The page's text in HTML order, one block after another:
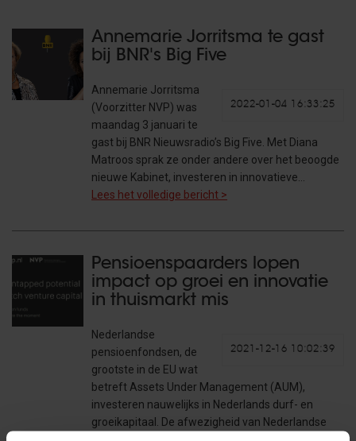
Annemarie Jorritsma te gast
bij BNR's Big Five
2022-01-04 16:33:25
Annemarie Jorritsma
(Voorzitter NVP) was
maandag 3 januari te
gast bij BNR Nieuwsradio’s Big Five. Met Diana
Matroos sprak ze onder andere over het beoogde
nieuwe Kabinet, investeren in innovatieve…
Lees het volledige bericht >
Pensioenspaarders lopen
impact op groei en innovatie
in thuismarkt mis
2021-12-16 10:02:39
Nederlandse
pensioenfondsen, de
grootste in de EU wat
betreft Assets Under Management (AUM),
investeren nauwelijks in Nederlands durf- en
groeikapitaal. De afwezigheid van Nederlandse